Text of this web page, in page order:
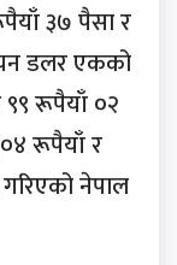
३७ पैसा र
डलर एकको
९९ रूपैयाँ ०२
रूपैयाँ र
नेपाल